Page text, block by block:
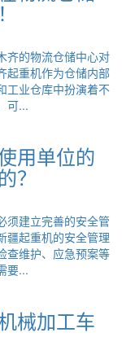
齐的物流仓储中心对
起重机作为仓储内部
工业仓库中扮演着不
可...
用单位的
？
须建立完善的安全管
疆起重机的安全管理
查维护、应急预案等
要...
械加工车